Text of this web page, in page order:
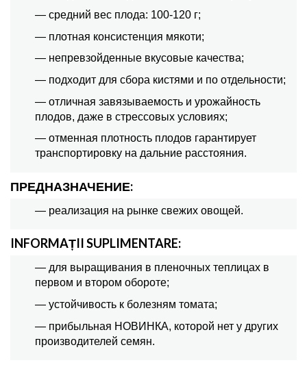
— средний вес плода: 100-120 г;
— плотная консистенция мякоти;
— непревзойденные вкусовые качества;
— подходит для сбора кистями и по отдельности;
— отличная завязываемость и урожайность
плодов, даже в стрессовых условиях;
— отменная плотность плодов гарантирует
транспортировку на дальние расстояния.
ПРЕДНАЗНАЧЕНИЕ:
— реализация на рынке свежих овощей.
INFORMAȚII SUPLIMENTARE:
— для выращивания в пленочных теплицах в
первом и втором обороте;
— устойчивость к болезням томата;
— прибыльная НОВИНКА, которой нет у других
производителей семян.